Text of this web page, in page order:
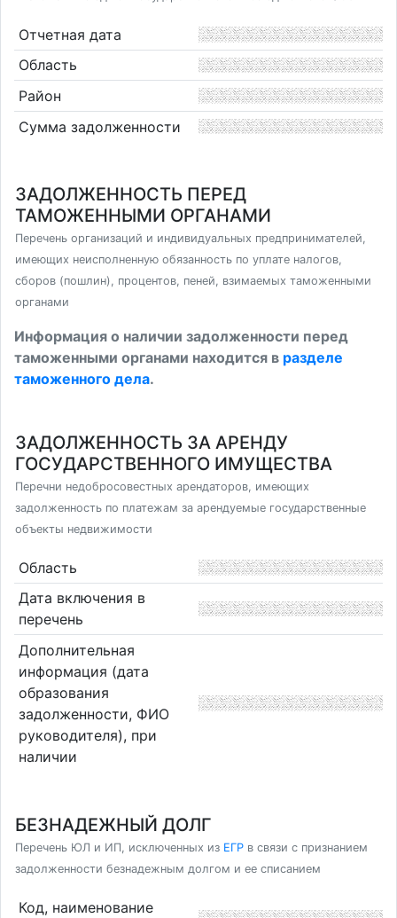
Отчетная дата
Область
Район
Сумма задолженности
ЗАДОЛЖЕННОСТЬ ПЕРЕД
ТАМОЖЕННЫМИ ОРГАНАМИ
Перечень организаций и индивидуальных предпринимателей,
имеющих неисполненную обязанность по уплате налогов,
сборов (пошлин), процентов, пеней, взимаемых таможенными
органами
Информация о наличии задолженности перед
таможенными органами находится в разделе
таможенного дела.
ЗАДОЛЖЕННОСТЬ ЗА АРЕНДУ
ГОСУДАРСТВЕННОГО ИМУЩЕСТВА
Перечни недобросовестных арендаторов, имеющих
задолженность по платежам за арендуемые государственные
объекты недвижимости
Область
Дата включения в
перечень
Дополнительная
информация (дата
образования
задолженности, ФИО
руководителя), при
наличии
БЕЗНАДЕЖНЫЙ ДОЛГ
Перечень ЮЛ и ИП, исключенных из ЕГР в связи с признанием
задолженности безнадежным долгом и ее списанием
Код, наименование